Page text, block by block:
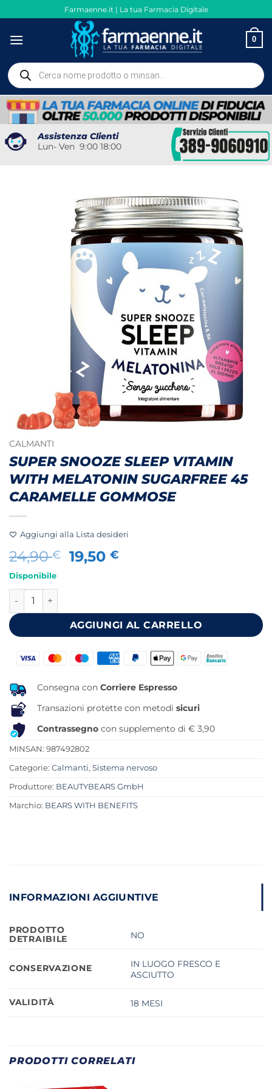
ai
contenuti
Farmaenne.it | La tua Farmacia Digitale
0
Ricerca
prodotti
Assistenza Clienti
Lun- Ven 9:00 18:00
CALMANTI
SUPER SNOOZE SLEEP VITAMIN
WITH MELATONIN SUGARFREE 45
CARAMELLE GOMMOSE
Aggiungi alla Lista desideri
24,90€
Il
24,90 €.
19,50€
19,50 €.
Disponibile
SUPER SNOOZE SLEEP VITAMIN WITH MELATONIN
AGGIUNGI AL CARRELLO
Consegna con Corriere Espresso
Transazioni protette con metodi sicuri
Contrassegno con supplemento di € 3,90
MINSAN: 987492802
Categorie: Calmanti, Sistema nervoso
Produttore: BEAUTYBEARS GmbH
Marchio: BEARS WITH BENEFITS
INFORMAZIONI AGGIUNTIVE
PRODOTTO
DETRAIBILE
NO
CONSERVAZIONE
IN LUOGO FRESCO E
ASCIUTTO
VALIDITÀ 18 MESI
PRODOTTI CORRELATI